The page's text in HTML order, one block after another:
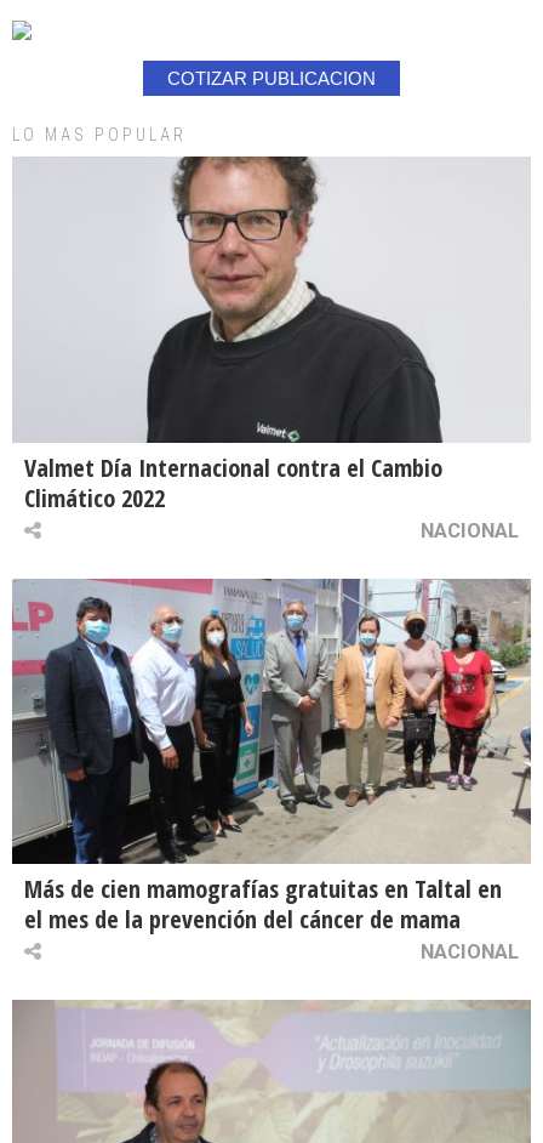
COTIZAR PUBLICACION
LO MAS POPULAR
Valmet Día Internacional contra el Cambio
Climático 2022
NACIONAL
Más de cien mamografías gratuitas en Taltal en
el mes de la prevención del cáncer de mama
NACIONAL